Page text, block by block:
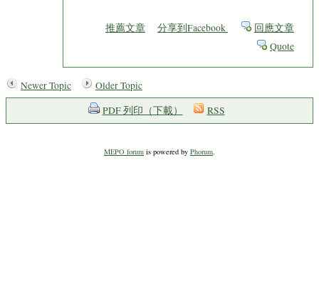
推薦文章 分享到Facebook
回應文章
Quote
Newer Topic
Older Topic
PDF 列印（下載）
RSS
MEPO forum is powered by Phorum.